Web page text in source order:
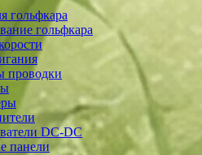
гольфкара
гольфкара
проводки
DC-DC
панели